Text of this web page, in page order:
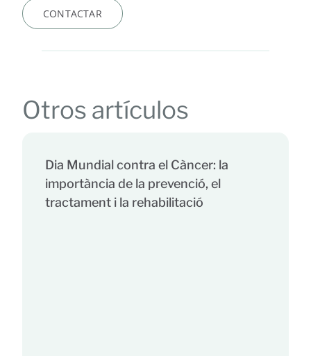
CONTACTAR
Otros artículos
Dia Mundial contra el Càncer: la
importància de la prevenció, el
tractament i la rehabilitació